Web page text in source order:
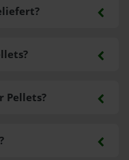
Pellets?